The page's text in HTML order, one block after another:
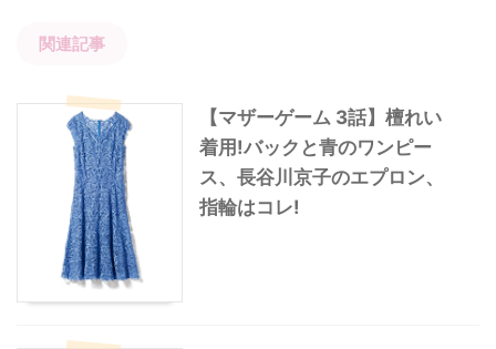
関連記事
【マザーゲーム 3話】檀れい
着用!バックと青のワンピー
ス、長谷川京子のエプロン、
指輪はコレ!